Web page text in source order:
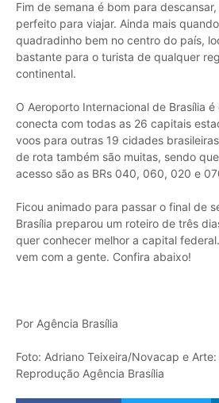
Fim de semana é bom para
perfeito para viajar. Ainda mais
quadradinho bem no centro do país,
bastante para o turista de qualquer
continental.
O Aeroporto Internacional de Brasília
conecta com todas as 26 capitais
voos para outras 19 cidades
de rota também são muitas, sendo
acesso são as BRs 040, 060, 020 e
Ficou animado para passar o final de
Brasília preparou um roteiro de três
quer conhecer melhor a capital
vem com a gente. Confira abaixo!
Por Agência Brasília
Foto: Adriano Teixeira/Novacap e
Reprodução Agência Brasília